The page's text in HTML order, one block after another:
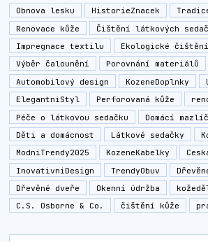
Obnova lesku
HistorieZnacek
Renovace kůže
Čištění látkových
Impregnace textilu
Ekologické čištění
Výběr čalounění
Porovnání materiálů
Automobilový design
KozeneDoplnky
ElegantniStyl
Perforovaná kůže
Péče o látkovou sedačku
Domácí
Děti a domácnost
Látkové sedačky
ModniTrendy2025
KozeneKabelky
InovativniDesign
TrendyObuv
Dřevěné dveře
Okenní údržba
C.S. Osborne & Co.
čištění kůže